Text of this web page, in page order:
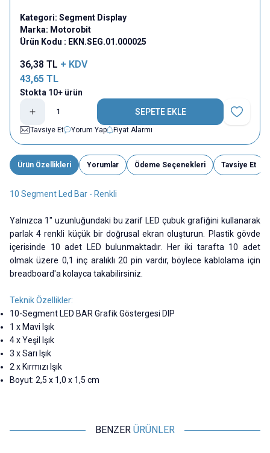
Kategori: Segment Display
Marka: Motorobit
Ürün Kodu : EKN.SEG.01.000025
36,38 TL + KDV
43,65 TL
Stokta 10+ ürün
SEPETE EKLE
Favoriye
Tavsiye Et
Yorum Yap Fiyat Alarmı
Ürün Özellikleri Yorumlar Ödeme Seçenekleri Tavsiye Et
10 Segment Led Bar - Renkli
Yalnızca 1" uzunluğundaki bu zarif LED çubuk grafiğini kullanarak
parlak 4 renkli küçük bir doğrusal ekran oluşturun. Plastik gövde
içerisinde 10 adet LED bulunmaktadır. Her iki tarafta 10 adet
olmak üzere 0,1 inç aralıklı 20 pin vardır, böylece kablolama için
breadboard'a kolayca takabilirsiniz.
Teknik Özellikler:
10-Segment LED BAR Grafik Göstergesi DIP
1 x Mavi Işık
4 x Yeşil Işık
3 x Sarı Işık
2 x Kırmızı Işık
Boyut: 2,5 x 1,0 x 1,5 cm
BENZER ÜRÜNLER